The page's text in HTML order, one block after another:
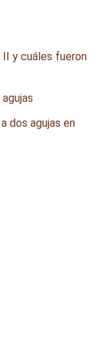
II y cuáles fueron
dos agujas en